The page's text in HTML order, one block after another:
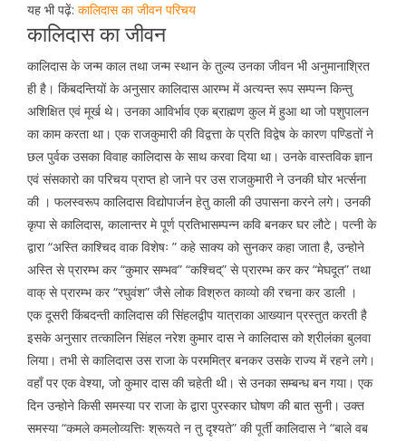
यह भी पढ़ें: कालिदास का जीवन परिचय
कालिदास का जीवन
कालिदास के जन्म काल तथा जन्म स्थान के तुल्य उनका जीवन भी अनुमानाश्रित
ही है। किंबदन्तियों के अनुसार कालिदास आरम्भ में अत्यन्त रूप सम्पन्न किन्तु
अशिक्षित एवं मूर्ख थे। उनका आविर्भाव एक ब्राह्मण कुल में हुआ था जो पशुपालन
का काम करता था। एक राजकुमारी की विद्वत्ता के प्रति विद्वेष के कारण पण्डितों ने
छल पुर्वक उसका विवाह कालिदास के साथ करवा दिया था। उनके वास्तविक ज्ञान
एवं संसकारो का परिचय प्राप्त हो जाने पर उस राजकुमारी ने उनकी घोर भर्त्सना
की । फलस्वरूप कालिदास विद्योपार्जन हेतु काली की उपासना करने लगे। उनकी
कृपा से कालिदास, कालान्तर मे पूर्ण प्रतिभासम्पन्न कवि बनकर घर लौटे। पत्नी के
द्वारा “अस्ति काश्चिद वाक विशेषः ” कहे साक्य को सुनकर कहा जाता है, उन्होने
अस्ति से प्रारम्भ कर “कुमार सम्भव” “कश्चिद्” से प्रारम्भ कर कर “मेघदूत” तथा
वाक् से प्रारम्भ कर “रघुवंश” जैसे लोक विश्रुत काव्यो की रचना कर डाली ।
एक दूसरी किंबदन्ती कालिदास की सिंहलद्वीप यात्राका आख्यान प्रस्तुत करती है
इसके अनुसार तत्कालिन सिंहल नरेश कुमार दास ने कालिदास को श्रीलंका बुलवा
लिया। तभी से कालिदास उस राजा के परममित्र बनकर उसके राज्य में रहने लगे।
वहाँ पर एक वेश्या, जो कुमार दास की चहेती थी। से उनका सम्बन्ध बन गया। एक
दिन उन्होने किसी समस्या पर राजा के द्वारा पुरस्कार घोषण की बात सुनी। उक्त
समस्या “कमले कमलोव्यत्तिः श्रूयते न तु दृश्यते” की पूर्ती कालिदास ने “बाले वब